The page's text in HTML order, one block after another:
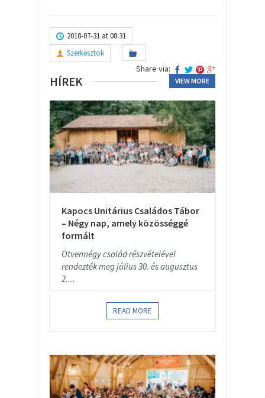
2018-07-31 at 08:31
Szerkesztok
Share via:
HÍREK VIEW MORE
Kapocs Unitárius Családos Tábor
– Négy nap, amely közösséggé
formált
Ötvennégy család részvételével
rendezték meg július 30. és augusztus
2....
READ MORE